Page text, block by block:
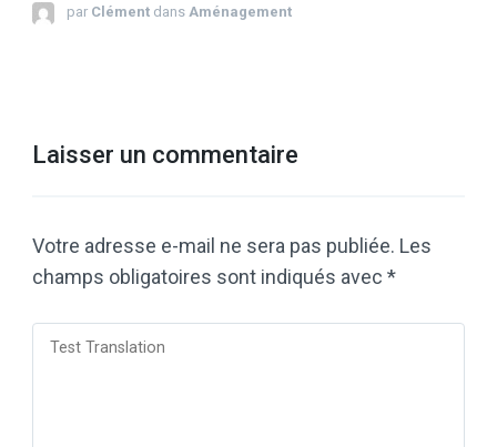
par Clément dans Aménagement
Laisser un commentaire
Votre adresse e-mail ne sera pas publiée. Les
champs obligatoires sont indiqués avec *